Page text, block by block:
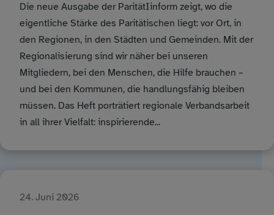
Die neue Ausgabe der ParitätIinform zeigt, wo die
eigentliche Stärke des Paritätischen liegt: vor Ort, in
den Regionen, in den Städten und Gemeinden. Mit der
Regionalisierung sind wir näher bei unseren
Mitgliedern, bei den Menschen, die Hilfe brauchen –
und bei den Kommunen, die handlungsfähig bleiben
müssen. Das Heft porträtiert regionale Verbandsarbeit
in all ihrer Vielfalt: inspirierende...
24. Juni 2026